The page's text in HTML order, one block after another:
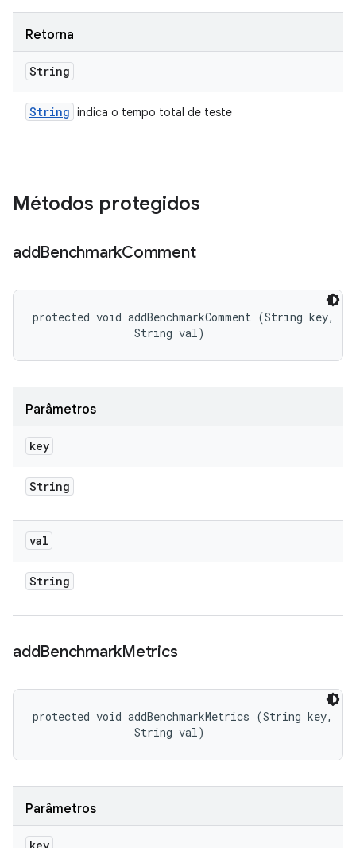
Retorna
String
String indica o tempo total de teste
Métodos protegidos
addBenchmarkComment
protected void addBenchmarkComment (String key,
                String val)
Parâmetros
key
String
val
String
addBenchmarkMetrics
protected void addBenchmarkMetrics (String key,
                String val)
Parâmetros